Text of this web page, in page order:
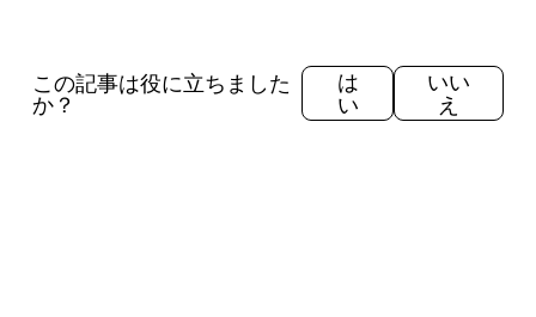
この記事は役に立ちました
か？
は
い
いい
え